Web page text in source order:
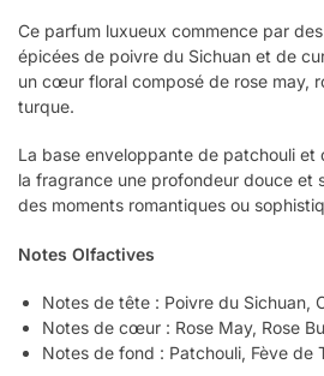
Ce parfum luxueux commence par
épicées de poivre du Sichuan et de
un cœur floral composé de rose may,
turque.
La base enveloppante de patchouli et
la fragrance une profondeur douce et
des moments romantiques ou
Notes Olfactives
Notes de tête : Poivre du Sichuan,
Notes de cœur : Rose May, Rose
Notes de fond : Patchouli, Fève de